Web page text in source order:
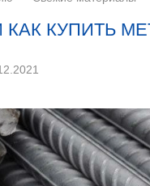
КАК КУПИТЬ